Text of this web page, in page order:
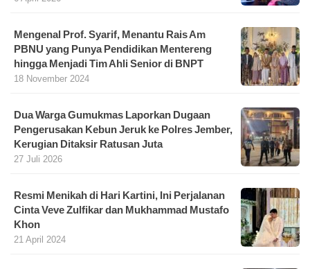
Mengenal Prof. Syarif, Menantu Rais Am
PBNU yang Punya Pendidikan Mentereng
hingga Menjadi Tim Ahli Senior di BNPT
18 November 2024
Dua Warga Gumukmas Laporkan Dugaan
Pengerusakan Kebun Jeruk ke Polres Jember,
Kerugian Ditaksir Ratusan Juta
27 Juli 2026
Resmi Menikah di Hari Kartini, Ini Perjalanan
Cinta Veve Zulfikar dan Mukhammad Mustafo
Khon
21 April 2024